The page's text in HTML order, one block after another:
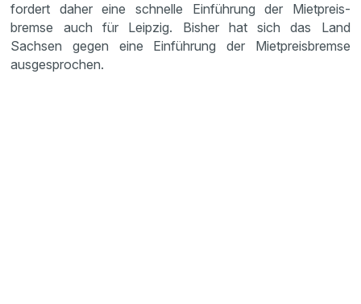
fordert daher eine schnelle Einfüh­rung der Mietpreis­
bremse auch für Leipzig. Bisher hat sich das Land
Sachsen gegen eine Einfüh­rung der Mietpreis­bremse
ausge­spro­chen.